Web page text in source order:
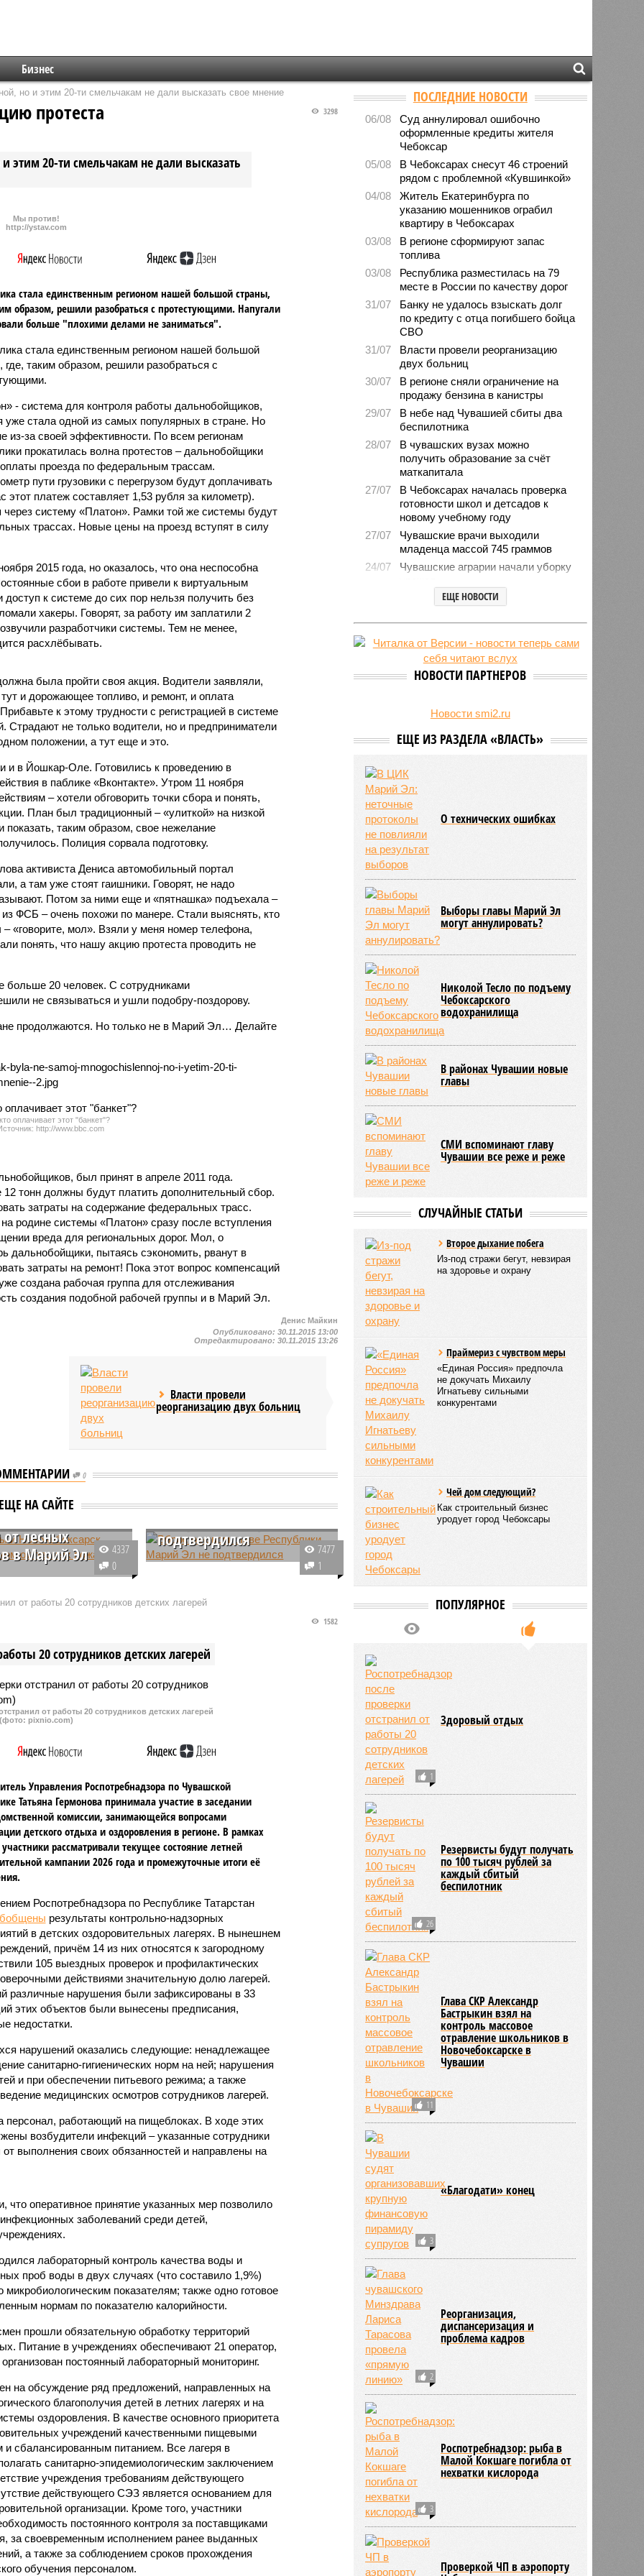
Бизнес
но и этим 20-ти смельчакам не дали высказать свое мнение
этим 20-ти смельчакам не дали высказать
3298
протеста
Мы против!
http://ystav.com
стала единственным регионом нашей большой страны,
образом, решили разобраться с протестующими. Напугали
больше "плохими делами не заниматься".
стала единственным регионом нашей большой
где, таким образом, решили разобраться с
- система для контроля работы дальнобойщиков,
уже стала одной из самых популярных в стране. Но
из-за своей эффективности. По всем регионам
прокатилась волна протестов – дальнобойщики
проезда по федеральным трассам.
пути грузовики с перегрузом будут доплачивать
платеж составляет 1,53 рубля за километр).
через систему «Платон». Рамки той же системы будут
трассах. Новые цены на проезд вступят в силу
2015 года, но оказалось, что она неспособна
сбои в работе привели к виртуальным
к системе до сих пор нельзя получить без
хакеры. Говорят, за работу им заплатили 2
разработчики системы. Тем не менее,
расхлёбывать.
была пройти своя акция. Водители заявляли,
и дорожающее топливо, и ремонт, и оплата
к этому трудности с регистрацией в системе
Страдают не только водители, но и предприниматели
положении, а тут еще и это.
и в Йошкар-Оле. Готовились к проведению в
в паблике «Вконтакте». Утром 11 ноября
– хотели обговорить точки сбора и понять,
План был традиционный – «улиткой» на низкой
показать, таким образом, свое нежелание
Полиция сорвала подготовку.
активиста Дениса автомобильный портал
а там уже стоят гаишники. Говорят, не надо
Потом за ними еще и «пятнашка» подъехала –
ФСБ – очень похожи по манере. Стали выяснять, кто
«говорите, мол». Взяли у меня номер телефона,
понять, что нашу акцию протеста проводить не
больше 20 человек. С сотрудниками
не связываться и ушли подобру-поздорову.
продолжаются. Но только не в Марий Эл… Делайте
byla-ne-samoj-mnogochislennoj-no-i-yetim-20-ti-
2.jpg
оплачивает этот "банкет"?
http://www.bbc.com
был принят в апреле 2011 года.
тонн должны будут платить дополнительный сбор.
затраты на содержание федеральных трасс.
родине системы «Платон» сразу после вступления
вреда для региональных дорог. Мол, о
дальнобойщики, пытаясь сэкономить, рванут в
затраты на ремонт! Пока этот вопрос компенсаций
создана рабочая группа для отслеживания
создания подобной рабочей группы и в Марий Эл.
Денис Майкин
Опубликовано:30.11.2015 13:00
Отредактировано:30.11.2015 13:26
Власти провели
реорганизацию двух больниц
0
ЕЩЕ НА САЙТЕ
и
окутало
лесных
в Марий Эл
Чебоксары и
на смог и сильный
ситуации — не
4337
0
Вброс о новом главе
подтвердился
Гендиректор обнинского Физико-
анонимные телеграм-каналы в
Республики Марий Эл, не
Возможно, это является
вбросом оппонентов.
7477
1
от работы 20 сотрудников детских лагерей
20 сотрудников детских лагерей
1582
от работы 20 сотрудников детских лагерей
(фото: pixnio.com)
Управления Роспотребнадзора по Чувашской
Татьяна Гермонова принимала участие в заседании
комиссии, занимающейся вопросами
детского отдыха и оздоровления в регионе. В рамках
рассматривали текущее состояние летней
кампании 2026 года и промежуточные итоги её
Роспотребнадзора по Республике Татарстан
результаты контрольно-надзорных
в детских оздоровительных лагерях. В нынешнем
причём 14 из них относятся к загородному
105 выездных проверок и профилактических
действиями значительную долю лагерей.
различные нарушения были зафиксированы в 33
этих объектов были вынесены предписания,
недостатки.
нарушений оказались следующие: ненадлежащее
санитарно-гигиенических норм на ней; нарушения
и при обеспечении питьевого режима; а также
медицинских осмотров сотрудников лагерей.
работающий на пищеблоках. В ходе этих
возбудители инфекций – указанные сотрудники
выполнения своих обязанностей и направлены на
что оперативное принятие указанных мер позволило
заболеваний среди детей,
лабораторный контроль качества воды и
проб воды в двух случаях (что составило 1,9%)
показателям; также одно готовое
нормам по показателю калорийности.
прошли обязательную обработку территорий
Питание в учреждениях обеспечивают 21 оператор,
постоянный лабораторный мониторинг.
на обсуждение ряд предложений, направленных на
благополучия детей в летних лагерях и на
оздоровления. В качестве основного приоритета
учреждений качественными пищевыми
сбалансированным питанием. Все лагеря в
санитарно-эпидемиологическим заключением
учреждения требованиям действующего
действующего СЭЗ является основанием для
организации. Кроме того, участники
постоянного контроля за поставщиками
за своевременным исполнением ранее выданных
а также за соблюдением сроков прохождения
обучения персоналом.
ПОСЛЕДНИЕ НОВОСТИ
06/08
Суд аннулировал ошибочно
оформленные кредиты жителя
Чебоксар
05/08
В Чебоксарах снесут 46 строений
рядом с проблемной «Кувшинкой»
04/08
Житель Екатеринбурга по
указанию мошенников ограбил
квартиру в Чебоксарах
03/08
В регионе сформируют запас
топлива
03/08
Республика разместилась на 79
месте в России по качеству дорог
31/07
Банку не удалось взыскать долг
по кредиту с отца погибшего бойца
СВО
31/07
Власти провели реорганизацию
двух больниц
30/07
В регионе сняли ограничение на
продажу бензина в канистры
29/07
В небе над Чувашией сбиты два
беспилотника
28/07
В чувашских вузах можно
получить образование за счёт
маткапитала
27/07
В Чебоксарах началась проверка
готовности школ и детсадов к
новому учебному году
27/07
Чувашские врачи выходили
младенца массой 745 граммов
24/07
Чувашские аграрии начали уборку
Минпромэнерго сообщило об
заправках
23/07
В Чувашии за 6 месяцев изъято
свыше 500 единиц оружия
ЕЩЕ НОВОСТИ
НОВОСТИ ПАРТНЕРОВ
Новости smi2.ru
ЕЩЕ ИЗ РАЗДЕЛА «ВЛАСТЬ»
О технических ошибках
Выборы главы Марий Эл
могут аннулировать?
Николой Тесло по подъему
Чебоксарского
водохранилища
В районах Чувашии новые
главы
СМИ вспоминают главу
Чувашии все реже и реже
СЛУЧАЙНЫЕ СТАТЬИ
Второе дыхание побега
Из-под стражи бегут, невзирая
на здоровье и охрану
Праймериз с чувством меры
«Единая Россия» предпочла
не докучать Михаилу
Игнатьеву сильными
конкурентами
Чей дом следующий?
Как строительный бизнес
уродует город Чебоксары
ПОПУЛЯРНОЕ
1
Здоровый отдых
26
Резервисты будут получать
по 100 тысяч рублей за
каждый сбитый
беспилотник
11
Глава СКР Александр
Бастрыкин взял на
контроль массовое
отравление школьников в
Новочебоксарске в
Чувашии
3
«Благодати» конец
2
Реорганизация,
диспансеризация и
проблема кадров
3
Роспотребнадзор: рыба в
Малой Кокшаге погибла от
нехватки кислорода
Проверкой ЧП в аэропорту